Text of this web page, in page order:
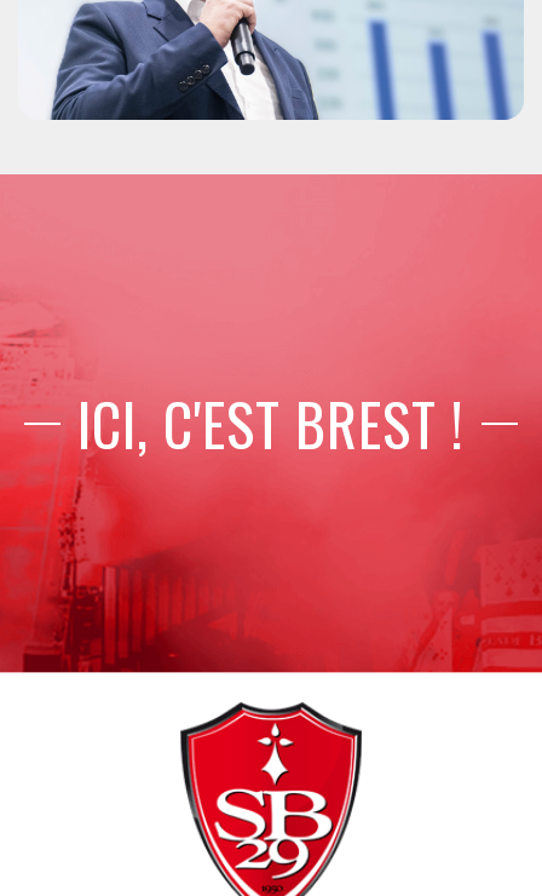
ICI, C'EST BREST !